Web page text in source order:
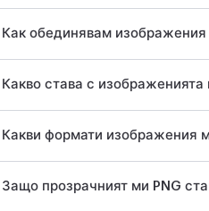
Как обединявам изображения
Какво става с изображенията
Какви формати изображения
Защо прозрачният ми PNG